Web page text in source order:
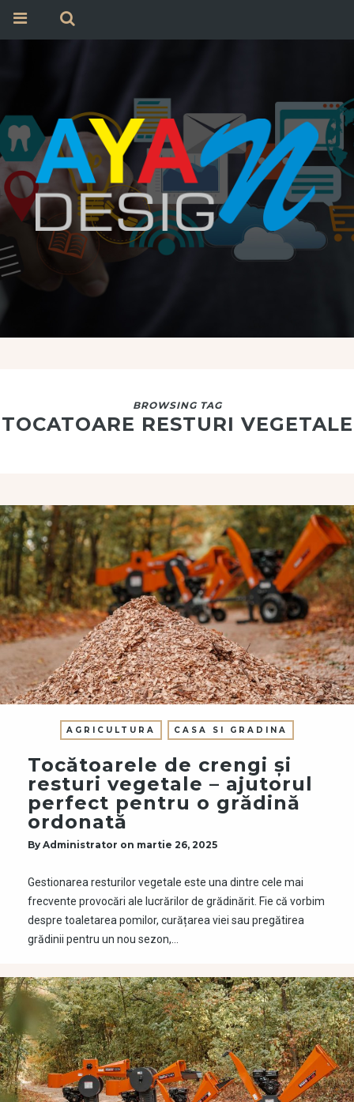
BROWSING TAG
TOCATOARE RESTURI VEGETALE
AGRICULTURA CASA SI GRADINA
Tocătoarele de crengi și
resturi vegetale – ajutorul
perfect pentru o grădină
ordonată
By Administrator on martie 26, 2025
Gestionarea resturilor vegetale este una dintre cele mai
frecvente provocări ale lucrărilor de grădinărit. Fie că vorbim
despre toaletarea pomilor, curățarea viei sau pregătirea
grădinii pentru un nou sezon,…